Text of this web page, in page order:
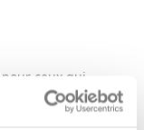
ceux qui
moderne,
dédiés